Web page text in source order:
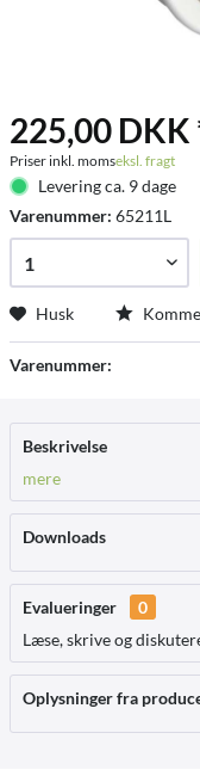
225,00 DKK
Priser inkl. momseksl. fragt
Levering ca. 9 dage
Varenummer: 65211L
Husk
Varenummer:
Beskrivelse
mere
Downloads
Evalueringer
0
Læse, skrive og
Oplysninger fra